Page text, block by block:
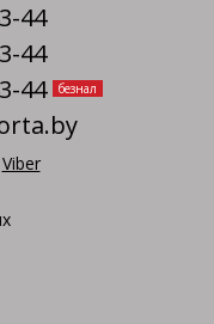
44
44
44
безнал
Viber